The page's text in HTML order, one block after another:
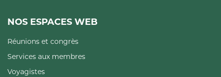
NOS ESPACES WEB
Réunions et congrès
Services aux membres
Voyagistes